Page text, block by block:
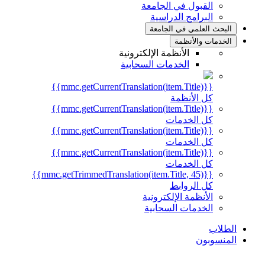
القبول في الجامعة
البرامج الدراسية
البحث العلمي في الجامعة
الخدمات والأنظمة
الأنظمة الإلكترونية
الخدمات السحابية
{{mmc.getCurrentTranslation(item.Title)}}
كل الأنظمة
{{mmc.getCurrentTranslation(item.Title)}}
كل الخدمات
{{mmc.getCurrentTranslation(item.Title)}}
كل الخدمات
{{mmc.getCurrentTranslation(item.Title)}}
كل الخدمات
{{mmc.getTrimmedTranslation(item.Title, 45)}}
كل الروابط
الأنظمة الإلكترونية
الخدمات السحابية
الطلاب
المنسوبون